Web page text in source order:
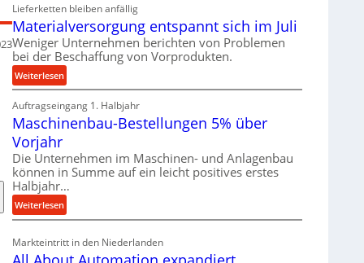
Lieferketten bleiben anfällig
Materialversorgung entspannt sich im Juli
Weniger Unternehmen berichten von Problemen
bei der Beschaffung von Vorprodukten.
Weiterlesen:
M
a
t
i
l
v
r
s
Auftragseingang 1. Halbjahr
Maschinenbau-Bestellungen 5% über
Vorjahr
Die Unternehmen im Maschinen- und Anlagenbau
können in Summe auf ein leicht positives erstes
Halbjahr…
Weiterlesen:
M
Markteintritt in den Niederlanden